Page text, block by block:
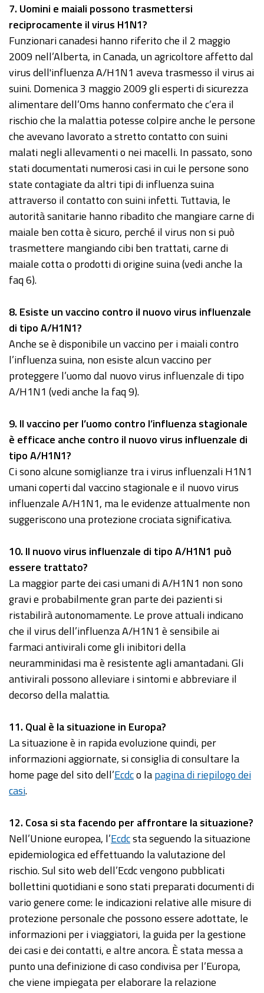
7. Uomini e maiali possono trasmettersi
reciprocamente il virus H1N1?
Funzionari canadesi hanno riferito che il 2 maggio
2009 nell’Alberta, in Canada, un agricoltore affetto dal
virus dell'influenza A/H1N1 aveva trasmesso il virus ai
suini. Domenica 3 maggio 2009 gli esperti di sicurezza
alimentare dell’Oms hanno confermato che c’era il
rischio che la malattia potesse colpire anche le persone
che avevano lavorato a stretto contatto con suini
malati negli allevamenti o nei macelli. In passato, sono
stati documentati numerosi casi in cui le persone sono
state contagiate da altri tipi di influenza suina
attraverso il contatto con suini infetti. Tuttavia, le
autorità sanitarie hanno ribadito che mangiare carne di
maiale ben cotta è sicuro, perché il virus non si può
trasmettere mangiando cibi ben trattati, carne di
maiale cotta o prodotti di origine suina (vedi anche la
faq 6).
8. Esiste un vaccino contro il nuovo virus influenzale
di tipo A/H1N1?
Anche se è disponibile un vaccino per i maiali contro
l’influenza suina, non esiste alcun vaccino per
proteggere l’uomo dal nuovo virus influenzale di tipo
A/H1N1 (vedi anche la faq 9).
9. Il vaccino per l’uomo contro l’influenza stagionale
è efficace anche contro il nuovo virus influenzale di
tipo A/H1N1?
Ci sono alcune somiglianze tra i virus influenzali H1N1
umani coperti dal vaccino stagionale e il nuovo virus
influenzale A/H1N1, ma le evidenze attualmente non
suggeriscono una protezione crociata significativa.
10. Il nuovo virus influenzale di tipo A/H1N1 può
essere trattato?
La maggior parte dei casi umani di A/H1N1 non sono
gravi e probabilmente gran parte dei pazienti si
ristabilirà autonomamente. Le prove attuali indicano
che il virus dell’influenza A/H1N1 è sensibile ai
farmaci antivirali come gli inibitori della
neuramminidasi ma è resistente agli amantadani. Gli
antivirali possono alleviare i sintomi e abbreviare il
decorso della malattia.
11. Qual è la situazione in Europa?
La situazione è in rapida evoluzione quindi, per
informazioni aggiornate, si consiglia di consultare la
home page del sito dell’Ecdco lapagina di riepilogo dei
casi.
12. Cosa si sta facendo per affrontare la situazione?
Nell’Unione europea, l’Ecdcsta seguendo la situazione
epidemiologica ed effettuando la valutazione del
rischio. Sul sito web dell’Ecdc vengono pubblicati
bollettini quotidiani e sono stati preparati documenti di
vario genere come: le indicazioni relative alle misure di
protezione personale che possono essere adottate, le
informazioni per i viaggiatori, la guida per la gestione
dei casi e dei contatti, e altre ancora. È stata messa a
punto una definizione di caso condivisa per l’Europa,
che viene impiegata per elaborare la relazione